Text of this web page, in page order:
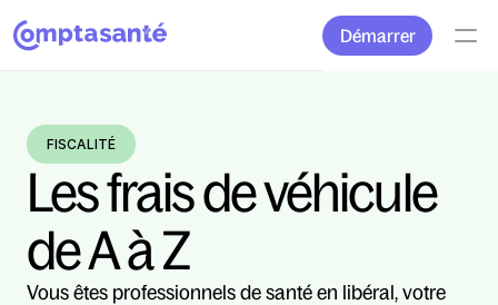
Démarrer
FISCALITÉ
Les frais de véhicule
de A à Z
Vous êtes professionnels de santé en libéral, votre